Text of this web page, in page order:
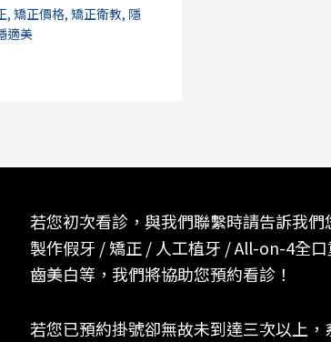
, 矯正價格, 矯正衛教, 隱
適美
若您初次看診，與我們聯繫時請告訴我們
製作假牙 / 矯正 / 人工植牙 / All-on-4全
齒美白等，我們將協助您預約看診！
若您已預約掛號卻無故未到達三次以上